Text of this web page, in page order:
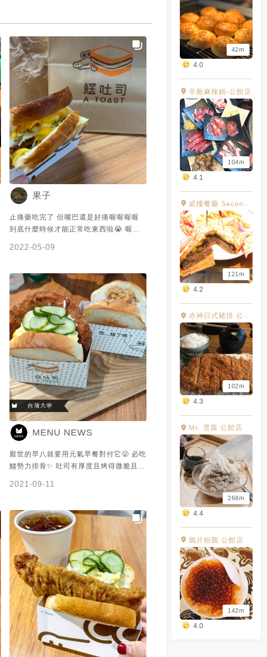
42m
4.0
辛殿麻辣鍋-公館店
104m
4.1
貳樓餐廳 Second Floor Cafe 公館店
121m
4.2
赤神日式豬排 公館店
102m
4.3
Mr. 雪腐 公館店
268m
4.4
鴉片粉圓 公館店
142m
4.0
果子
止痛藥吃完了 但嘴巴還是好痛喔喔喔喔
到底什麼時候才能正常吃東西啦😭 喔然
吃啦 是真的蠻好吃的，高麗菜有大阪燒的
味道 而且鱷魚好可愛ㄛ
2022-05-09
MENU NEWS
厭世的早八就要用元氣早餐對付它😤 必吃
鱷勢力排骨✨ 吐司有厚度且烤得微脆且排
別🤩 謝謝 @林小白 提供美照🧡
2021-09-11